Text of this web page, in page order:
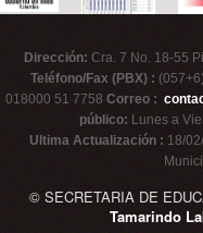
Dirección: Cra. 7 No. 18-55
Teléfono/Fax (PBX) :
018000 51 7758 Correo :
público: Lunes a
Ultima Actualización : 18/
© SECRETARIA DE
Tamarindo